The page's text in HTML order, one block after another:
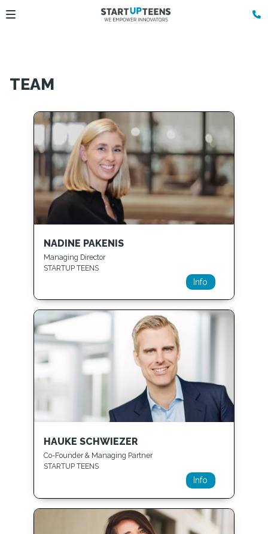
TEAM
NADINE PAKENIS
Managing Director
STARTUP TEENS
Info
HAUKE SCHWIEZER
Co-Founder & Managing Partner
STARTUP TEENS
Info